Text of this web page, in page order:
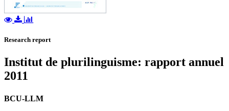
Research report
Institut de plurilinguisme: rapport annuel
2011
BCU-LLM